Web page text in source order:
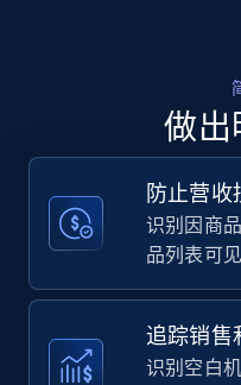
Amazon products -
upc numbers
price, Currency,
more.
35.3K+
做出
防止营收
识别因商
品列表可
追踪销售
识别空白